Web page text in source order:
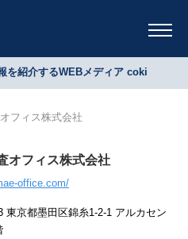
を紹介するWEBメディア coki
フィス株式会社
オフィス株式会社
office.com/
東京都墨田区錦糸1-2-1 アルカセン